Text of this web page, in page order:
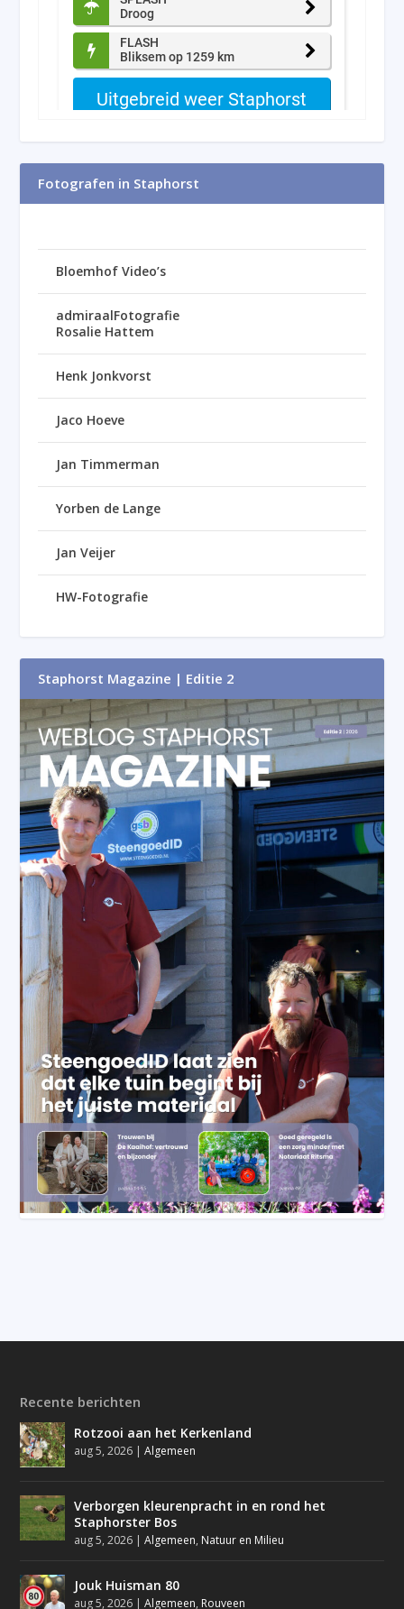
Fotografen in Staphorst
Bloemhof Video’s
admiraalFotografie
Rosalie Hattem
Henk Jonkvorst
Jaco Hoeve
Jan Timmerman
Yorben de Lange
Jan Veijer
HW-Fotografie
Staphorst Magazine | Editie 2
Recente berichten
Rotzooi aan het Kerkenland
aug 5, 2026 |Algemeen
Verborgen kleurenpracht in en rond het
Staphorster Bos
aug 5, 2026 |Algemeen, Natuur en Milieu
Jouk Huisman 80
aug 5, 2026 |Algemeen, Rouveen